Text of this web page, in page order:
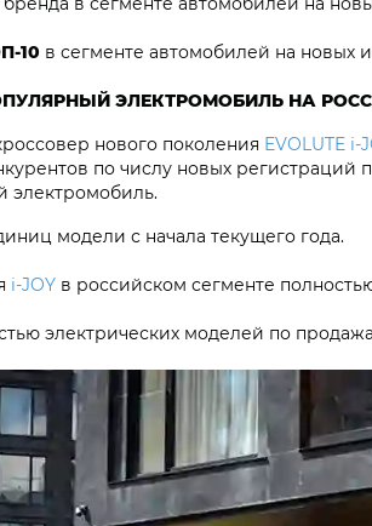
10 в сегменте автомобилей на новых
ЭЛЕКТРОМОБИЛЬ НА
нового поколения EVOLUTE
по числу новых регистраций
электромобиль.
модели с начала текущего года.
i‑JOY в российском сегменте
электрических моделей по